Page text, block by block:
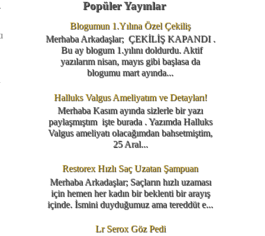
Popüler Yayınlar
Blogumun 1.Yılına Özel Çekiliş
Merhaba Arkadaşlar; ÇEKİLİŞ KAPANDI .
Bu ay blogum 1.yılını doldurdu. Aktif
yazılarım nisan, mayıs gibi başlasa da
blogumu mart ayında...
Halluks Valgus Ameliyatım ve Detayları!
Merhaba Kasım ayında sizlerle bir yazı
paylaşmıştım işte burada . Yazımda Halluks
Valgus ameliyatı olacağımdan bahsetmiştim,
25 Aral...
Restorex Hızlı Saç Uzatan Şampuan
Merhaba Arkadaşlar; Saçların hızlı uzaması
için hemen her kadın bir beklenti bir arayış
içinde. İsmini duyduğumuz ama tereddüt e...
Lr Serox Göz Pedi